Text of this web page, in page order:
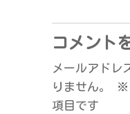
ビ
ゲ
ー
シ
投
稿
コメント
メールアドレ
りません。
※
項目です